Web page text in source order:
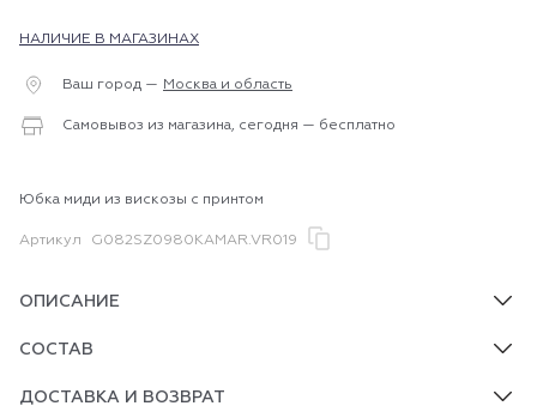
НАЛИЧИЕ В МАГАЗИНАХ
Ваш город — Москва и область
Самовывоз из магазина, сегодня — бесплатно
Юбка миди из вискозы с принтом
Артикул G082SZ0980KAMAR.VR019
ОПИСАНИЕ
СОСТАВ
ДОСТАВКА И ВОЗВРАТ